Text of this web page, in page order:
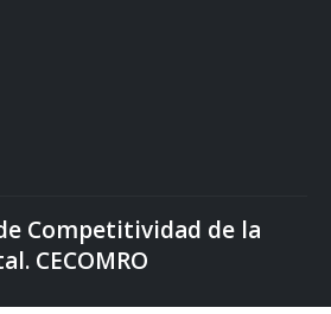
Competitividad de la
CECOMRO